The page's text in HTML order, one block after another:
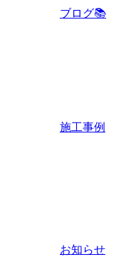
ブログ📚
施工事例
お知らせ